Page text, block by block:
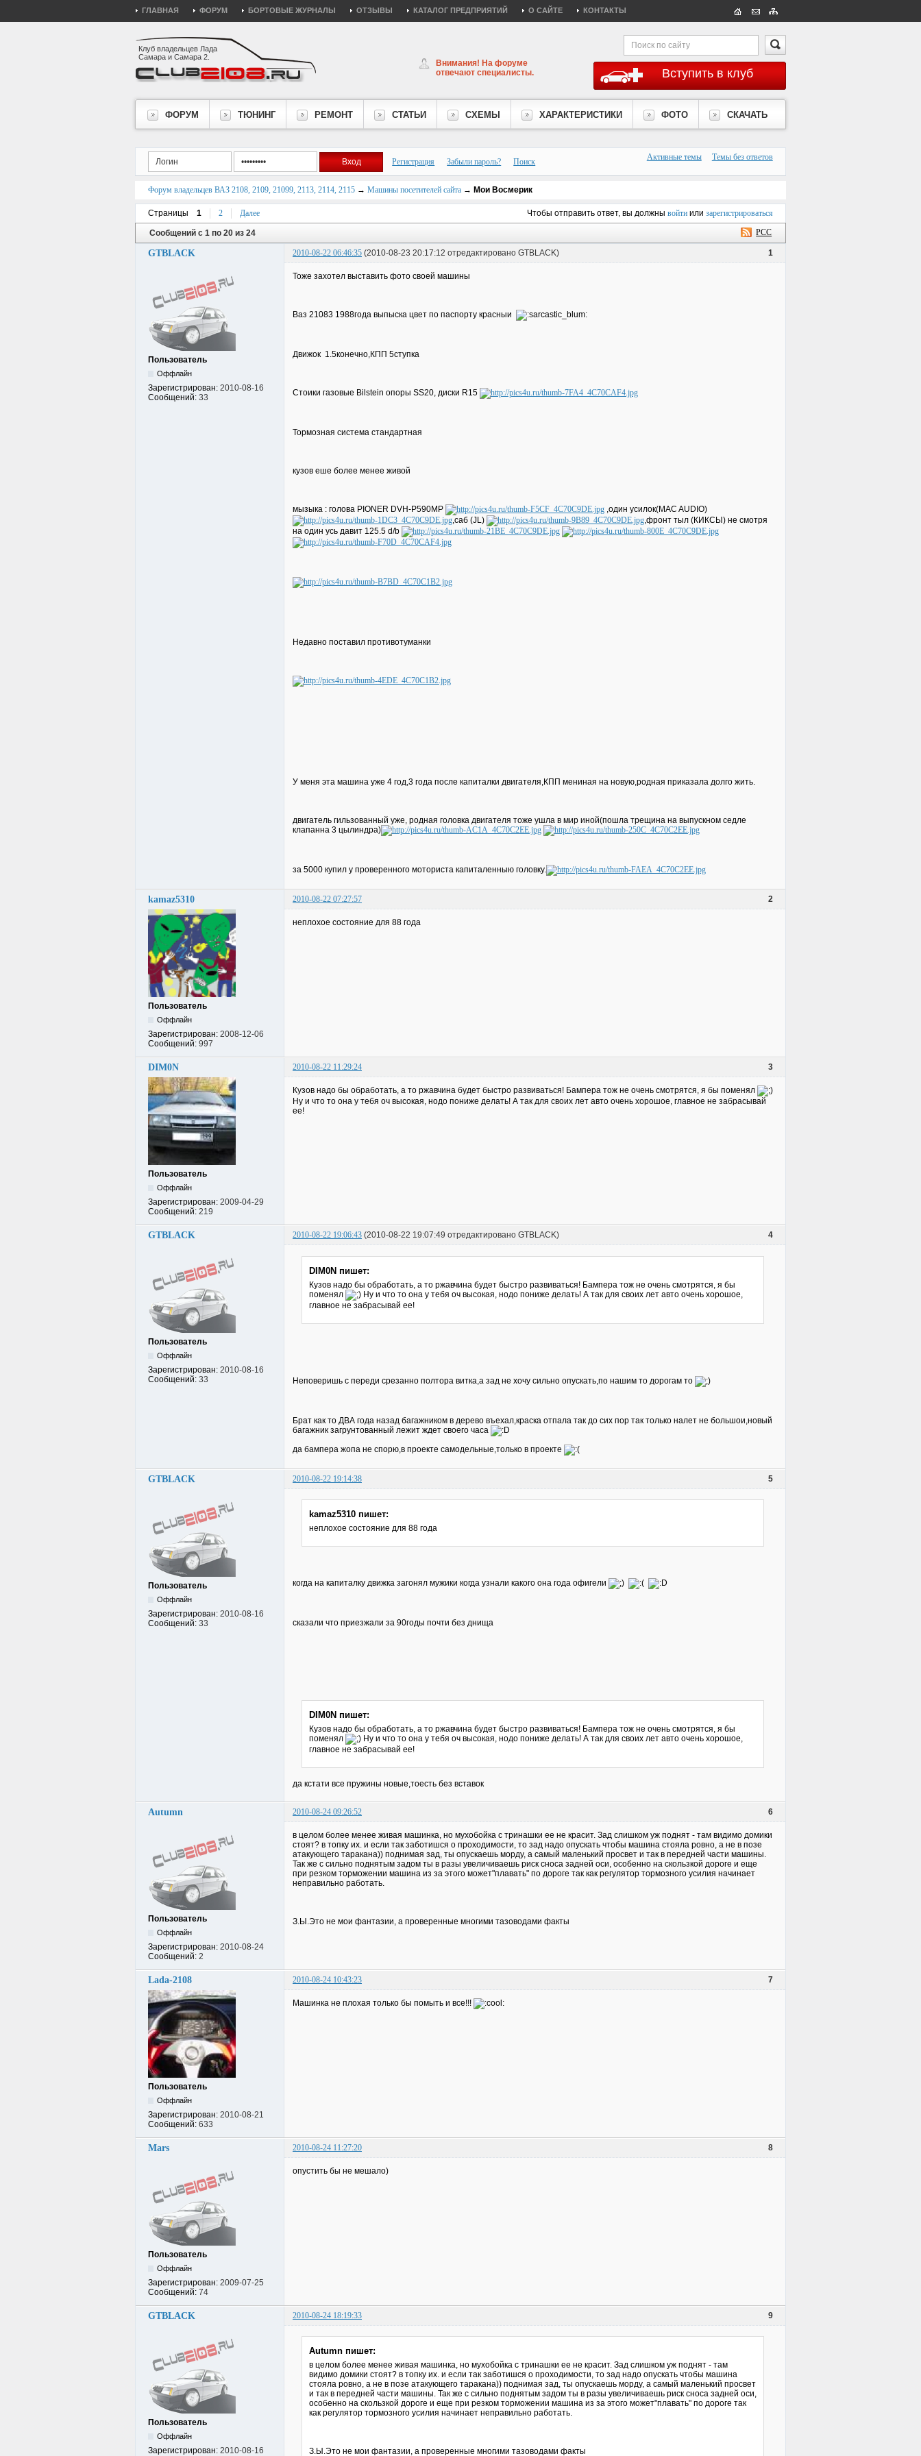
ГЛАВНАЯ ФОРУМ БОРТОВЫЕ ЖУРНАЛЫ ОТЗЫВЫ КАТАЛОГ ПРЕДПРИЯТИЙ О САЙТЕ КОНТАКТЫ
Клуб владельцев Лада
Самара и Самара 2.
Вступить в клуб
Внимания! На форуме
отвечают специалисты.
ФОРУМ ТЮНИНГ РЕМОНТ СТАТЬИ СХЕМЫ ХАРАКТЕРИСТИКИ ФОТО СКАЧАТЬ
Регистрация Забыли пароль? Поиск Активные темы Темы без ответов
Форум владельцев ВАЗ 2108, 2109, 21099, 2113, 2114, 2115 → Машины посетителей сайта → Мои Восмерик
Страницы 1 2 Далее Чтобы отправить ответ, вы должны войтиили зарегистрироваться
РСС
Сообщений с 1 по 20 из 24
1
GTBLACK 2010-08-22 06:46:35 (2010-08-23 20:17:12 отредактировано GTBLACK)
Пользователь
Оффлайн
Зарегистрирован: 2010-08-16
Сообщений: 33
Тоже захотел выставить фото своей машины
Ваз 21083 1988года выпыска цвет по паспорту красныи
Движок 1.5конечно,КПП 5ступка
Стоики газовые Bilstein опоры SS20, диски R15
Тормозная система стандартная
кузов еше более менее живой
мызыка : голова PIONER DVH-P590MP
,один усилок(MAC AUDIO)
,саб (JL)
,фронт тыл (КИКСЫ) не смотря
на один усь давит 125.5 d/b
Недавно поставил противотуманки
У меня эта машина уже 4 год,3 года после капиталки двигателя,КПП мениная на новую,родная приказала долго жить.
двигатель гильзованный уже, родная головка двигателя тоже ушла в мир иной(пошла трещина на выпускном седле
клапанна 3 цылиндра)
за 5000 купил у проверенного моториста капиталенныю головку.
2
kamaz5310 2010-08-22 07:27:57
Пользователь
Оффлайн
Зарегистрирован: 2008-12-06
Сообщений: 997
неплохое состояние для 88 года
3
DIM0N 2010-08-22 11:29:24
Пользователь
Оффлайн
Зарегистрирован: 2009-04-29
Сообщений: 219
Кузов надо бы обработать, а то ржавчина будет быстро развиваться! Бампера тож не очень смотрятся, я бы поменял
Ну и что то она у тебя оч высокая, нодо пониже делать! А так для своих лет авто очень хорошое, главное не забрасывай
ее!
4
GTBLACK 2010-08-22 19:06:43 (2010-08-22 19:07:49 отредактировано GTBLACK)
Пользователь
Оффлайн
Зарегистрирован: 2010-08-16
Сообщений: 33
DIM0N пишет:
Кузов надо бы обработать, а то ржавчина будет быстро развиваться! Бампера тож не очень смотрятся, я бы
поменял
Ну и что то она у тебя оч высокая, нодо пониже делать! А так для своих лет авто очень хорошое,
главное не забрасывай ее!
Неповеришь с переди срезанно полтора витка,а зад не хочу сильно опускать,по нашим то дорогам то
Брат как то ДВА года назад багажником в дерево въехал,краска отпала так до сих пор так только налет не большои,новый
багажник загрунтованный лежит ждет своего часа
да бампера жопа не спорю,в проекте самодельные,только в проекте
5
GTBLACK 2010-08-22 19:14:38
Пользователь
Оффлайн
Зарегистрирован: 2010-08-16
Сообщений: 33
kamaz5310 пишет:
неплохое состояние для 88 года
когда на капиталку движка загонял мужики когда узнали какого она года офигели
сказали что приезжали за 90годы почти без днища
DIM0N пишет:
Кузов надо бы обработать, а то ржавчина будет быстро развиваться! Бампера тож не очень смотрятся, я бы
поменял
Ну и что то она у тебя оч высокая, нодо пониже делать! А так для своих лет авто очень хорошое,
главное не забрасывай ее!
да кстати все пружины новые,тоесть без вставок
6
Autumn 2010-08-24 09:26:52
Пользователь
Оффлайн
Зарегистрирован: 2010-08-24
Сообщений: 2
в целом более менее живая машинка, но мухобойка с тринашки ее не красит. Зад слишком уж поднят - там видимо домики
стоят? в топку их. и если так заботишся о проходимости, то зад надо опускать чтобы машина стояла ровно, а не в позе
атакующего таракана)) поднимая зад, ты опускаешь морду, а самый маленький просвет и так в передней части машины.
Так же с сильно поднятым задом ты в разы увеличиваешь риск сноса задней оси, особенно на скользкой дороге и еще
при резком торможении машина из за этого может"плавать" по дороге так как регулятор тормозного усилия начинает
неправильно работать.
З.Ы.Это не мои фантазии, а проверенные многими тазоводами факты
7
Lada-2108 2010-08-24 10:43:23
Пользователь
Оффлайн
Зарегистрирован: 2010-08-21
Сообщений: 633
Машинка не плохая только бы помыть и все!!!
8
Mars 2010-08-24 11:27:20
Пользователь
Оффлайн
Зарегистрирован: 2009-07-25
Сообщений: 74
опустить бы не мешало)
9
GTBLACK 2010-08-24 18:19:33
Пользователь
Оффлайн
Зарегистрирован: 2010-08-16
Autumn пишет:
в целом более менее живая машинка, но мухобойка с тринашки ее не красит. Зад слишком уж поднят - там
видимо домики стоят? в топку их. и если так заботишся о проходимости, то зад надо опускать чтобы машина
стояла ровно, а не в позе атакующего таракана)) поднимая зад, ты опускаешь морду, а самый маленький просвет
и так в передней части машины. Так же с сильно поднятым задом ты в разы увеличиваешь риск сноса задней оси,
особенно на скользкой дороге и еще при резком торможении машина из за этого может"плавать" по дороге так
как регулятор тормозного усилия начинает неправильно работать.
З.Ы.Это не мои фантазии, а проверенные многими тазоводами факты